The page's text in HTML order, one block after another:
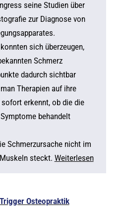
seine Studien über
zur Diagnose von
sich überzeugen,
Schmerz
dadurch sichtbar
Therapien auf ihre
erkennt, ob die die
behandelt
Schmerzursache nicht im
steckt. Weiterlesen
Osteopraktik